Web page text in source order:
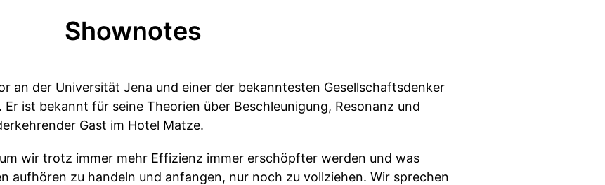
Shownotes
an der Universität Jena und einer der bekanntesten Gesellschaftsdenker
ist bekannt für seine Theorien über Beschleunigung, Resonanz und
Gast im Hotel Matze.
wir trotz immer mehr Effizienz immer erschöpfter werden und was
aufhören zu handeln und anfangen, nur noch zu vollziehen. Wir sprechen